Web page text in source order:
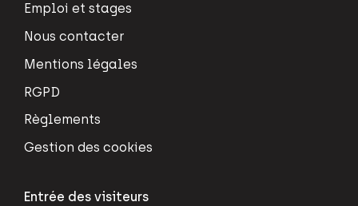
Emploi et stages
Nous contacter
Mentions légales
RGPD
Règlements
Gestion des cookies
Entrée des visiteurs